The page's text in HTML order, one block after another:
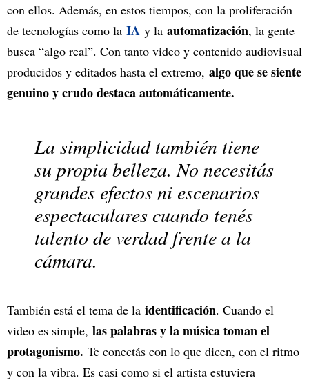
con ellos. Además, en estos tiempos, con la proliferación
de tecnologías como la IA y la automatización, la gente
busca “algo real”. Con tanto video y contenido audiovisual
producidos y editados hasta el extremo, algo que se siente
genuino y crudo destaca automáticamente.
La simplicidad también tiene
su propia belleza. No necesitás
grandes efectos ni escenarios
espectaculares cuando tenés
talento de verdad frente a la
cámara.
También está el tema de la identificación. Cuando el
video es simple, las palabras y la música toman el
protagonismo. Te conectás con lo que dicen, con el ritmo
y con la vibra. Es casi como si el artista estuviera